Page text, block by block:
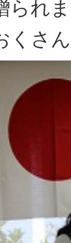
られ
くさ